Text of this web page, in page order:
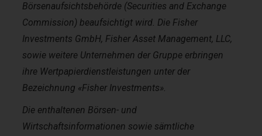
Börsenaufsichtsbehörde (Securities and Exchange
Commission) beaufsichtigt wird. Die Fisher
Investments GmbH, Fisher Asset Management, LLC,
sowie weitere Unternehmen der Gruppe erbringen
ihre Wertpapierdienstleistungen unter der
Bezeichnung «Fisher Investments».
Die enthaltenen Börsen- und
Wirtschaftsinformationen sowie sämtliche